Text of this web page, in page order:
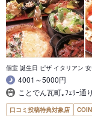
個室 誕生日 ピザ イタリアン
4001～5000円
ことでん瓦町｡ﾌｪﾘｰ通
口コミ投稿特典対象店